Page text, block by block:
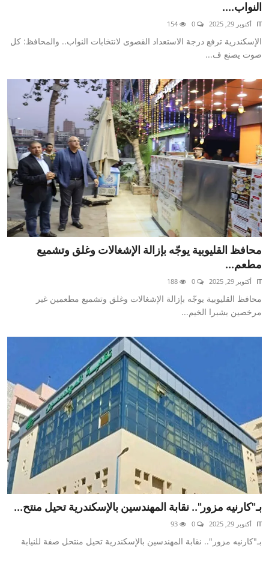
النواب....
IT أكتوبر 29, 2025
الإسكندرية ترفع درجة الاستعداد القصوى لانتخابات النواب.. والمحافظ: كل
صوت يصنع ف...
محافظ القليوبية يوجّه بإزالة الإشغالات وغلق وتشميع
مطعم...
IT أكتوبر 29, 2025
محافظ القليوبية يوجّه بإزالة الإشغالات وغلق وتشميع مطعمين غير
مرخصين بشبرا الخيم...
بـ"كارنيه مزور".. نقابة المهندسين بالإسكندرية تحيل منتح...
IT أكتوبر 29, 2025
بـ"كارنيه مزور".. نقابة المهندسين بالإسكندرية تحيل منتحل صفة للنيابة